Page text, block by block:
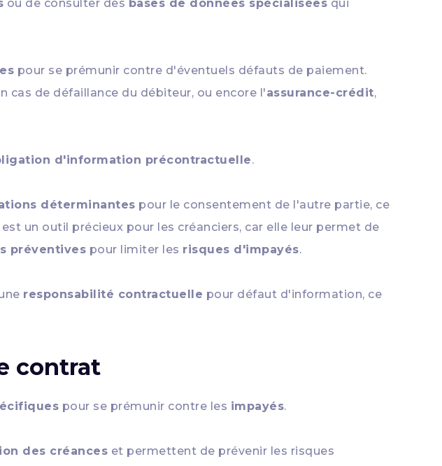
ou de consulter des bases de données spécialisées qui
pour se prémunir contre d'éventuels défauts de paiement.
cas de défaillance du débiteur, ou encore l'assurance-crédit,
d'information précontractuelle.
déterminantes pour le consentement de l'autre partie, ce
un outil précieux pour les créanciers, car elle leur permet de
préventives pour limiter les risques d'impayés.
responsabilité contractuelle pour défaut d'information, ce
contrat
pour se prémunir contre les impayés.
des créances et permettent de prévenir les risques